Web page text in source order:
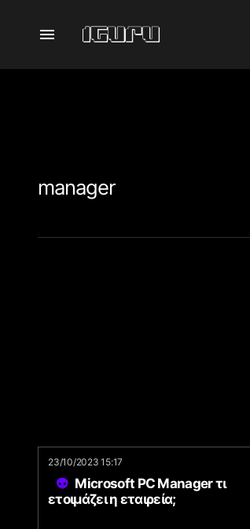
manager
23/10/2023 15:17
Microsoft PC Manager τι
ετοιμάζει η εταιρεία;